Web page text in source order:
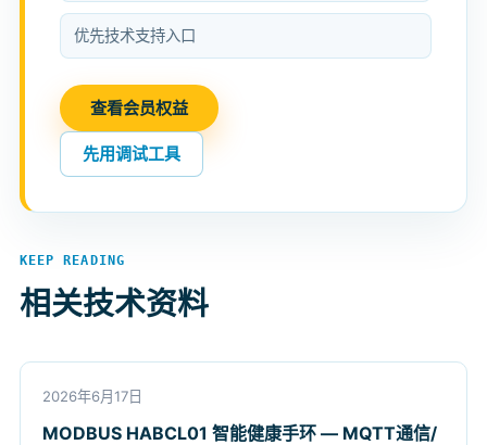
优先技术支持入口
查看会员权益
先用调试工具
KEEP READING
相关技术资料
2026年6月17日
MODBUS HABCL01 智能健康手环 — MQTT通信/